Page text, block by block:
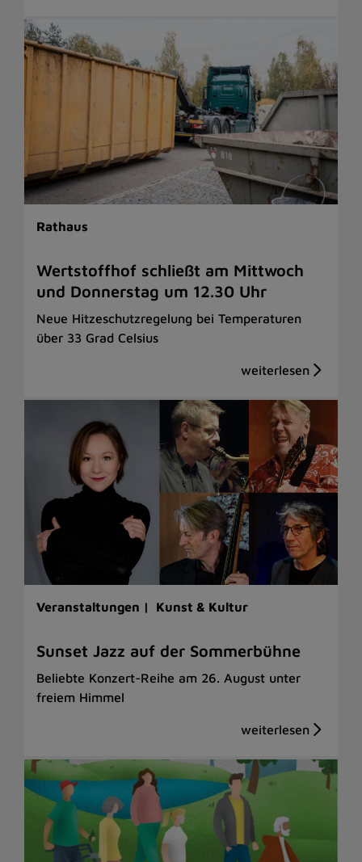
Rathaus
Wertstoffhof schließt am Mittwoch
und Donnerstag um 12.30 Uhr
Neue Hitzeschutzregelung bei Temperaturen
über 33 Grad Celsius
Veranstaltungen | Kunst & Kultur
Sunset Jazz auf der Sommerbühne
Beliebte Konzert-Reihe am 26. August unter
freiem Himmel